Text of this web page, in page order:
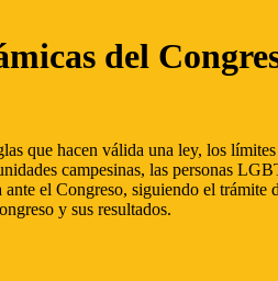
del
que hacen válida una ley, los
campesinas, las personas
el Congreso, siguiendo el
y sus resultados.